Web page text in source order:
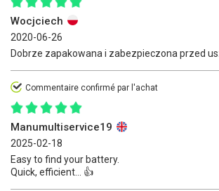
Wocjciech
2020-06-26
Dobrze zapakowana i zabezpieczona przed
Commentaire confirmé par l'achat
Manumultiservice19
2025-02-18
Easy to find your battery.
Quick, efficient... 👍